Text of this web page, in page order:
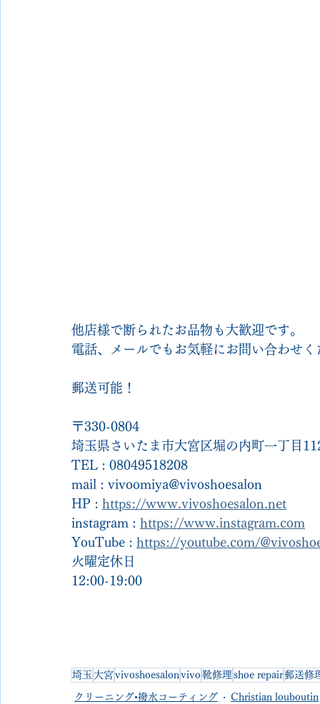
他店様で断られたお品物も大歓迎です。
電話、メールでもお気軽にお問い合わせく
郵送可能！
〒330-0804
埼玉県さいたま市大宮区堀の内町一丁目
TEL : 08049518208
mail : vivoomiya@vivoshoesalon
HP : https://www.vivoshoesalon.net
instagram : https://www.instagram.com
YouTube : https://youtube.com/
火曜定休日
12:00-19:00
埼玉 大宮vivoshoesalon vivo靴修理 shoe repair郵送修
クリーニング•撥水コーティング Christian louboutin